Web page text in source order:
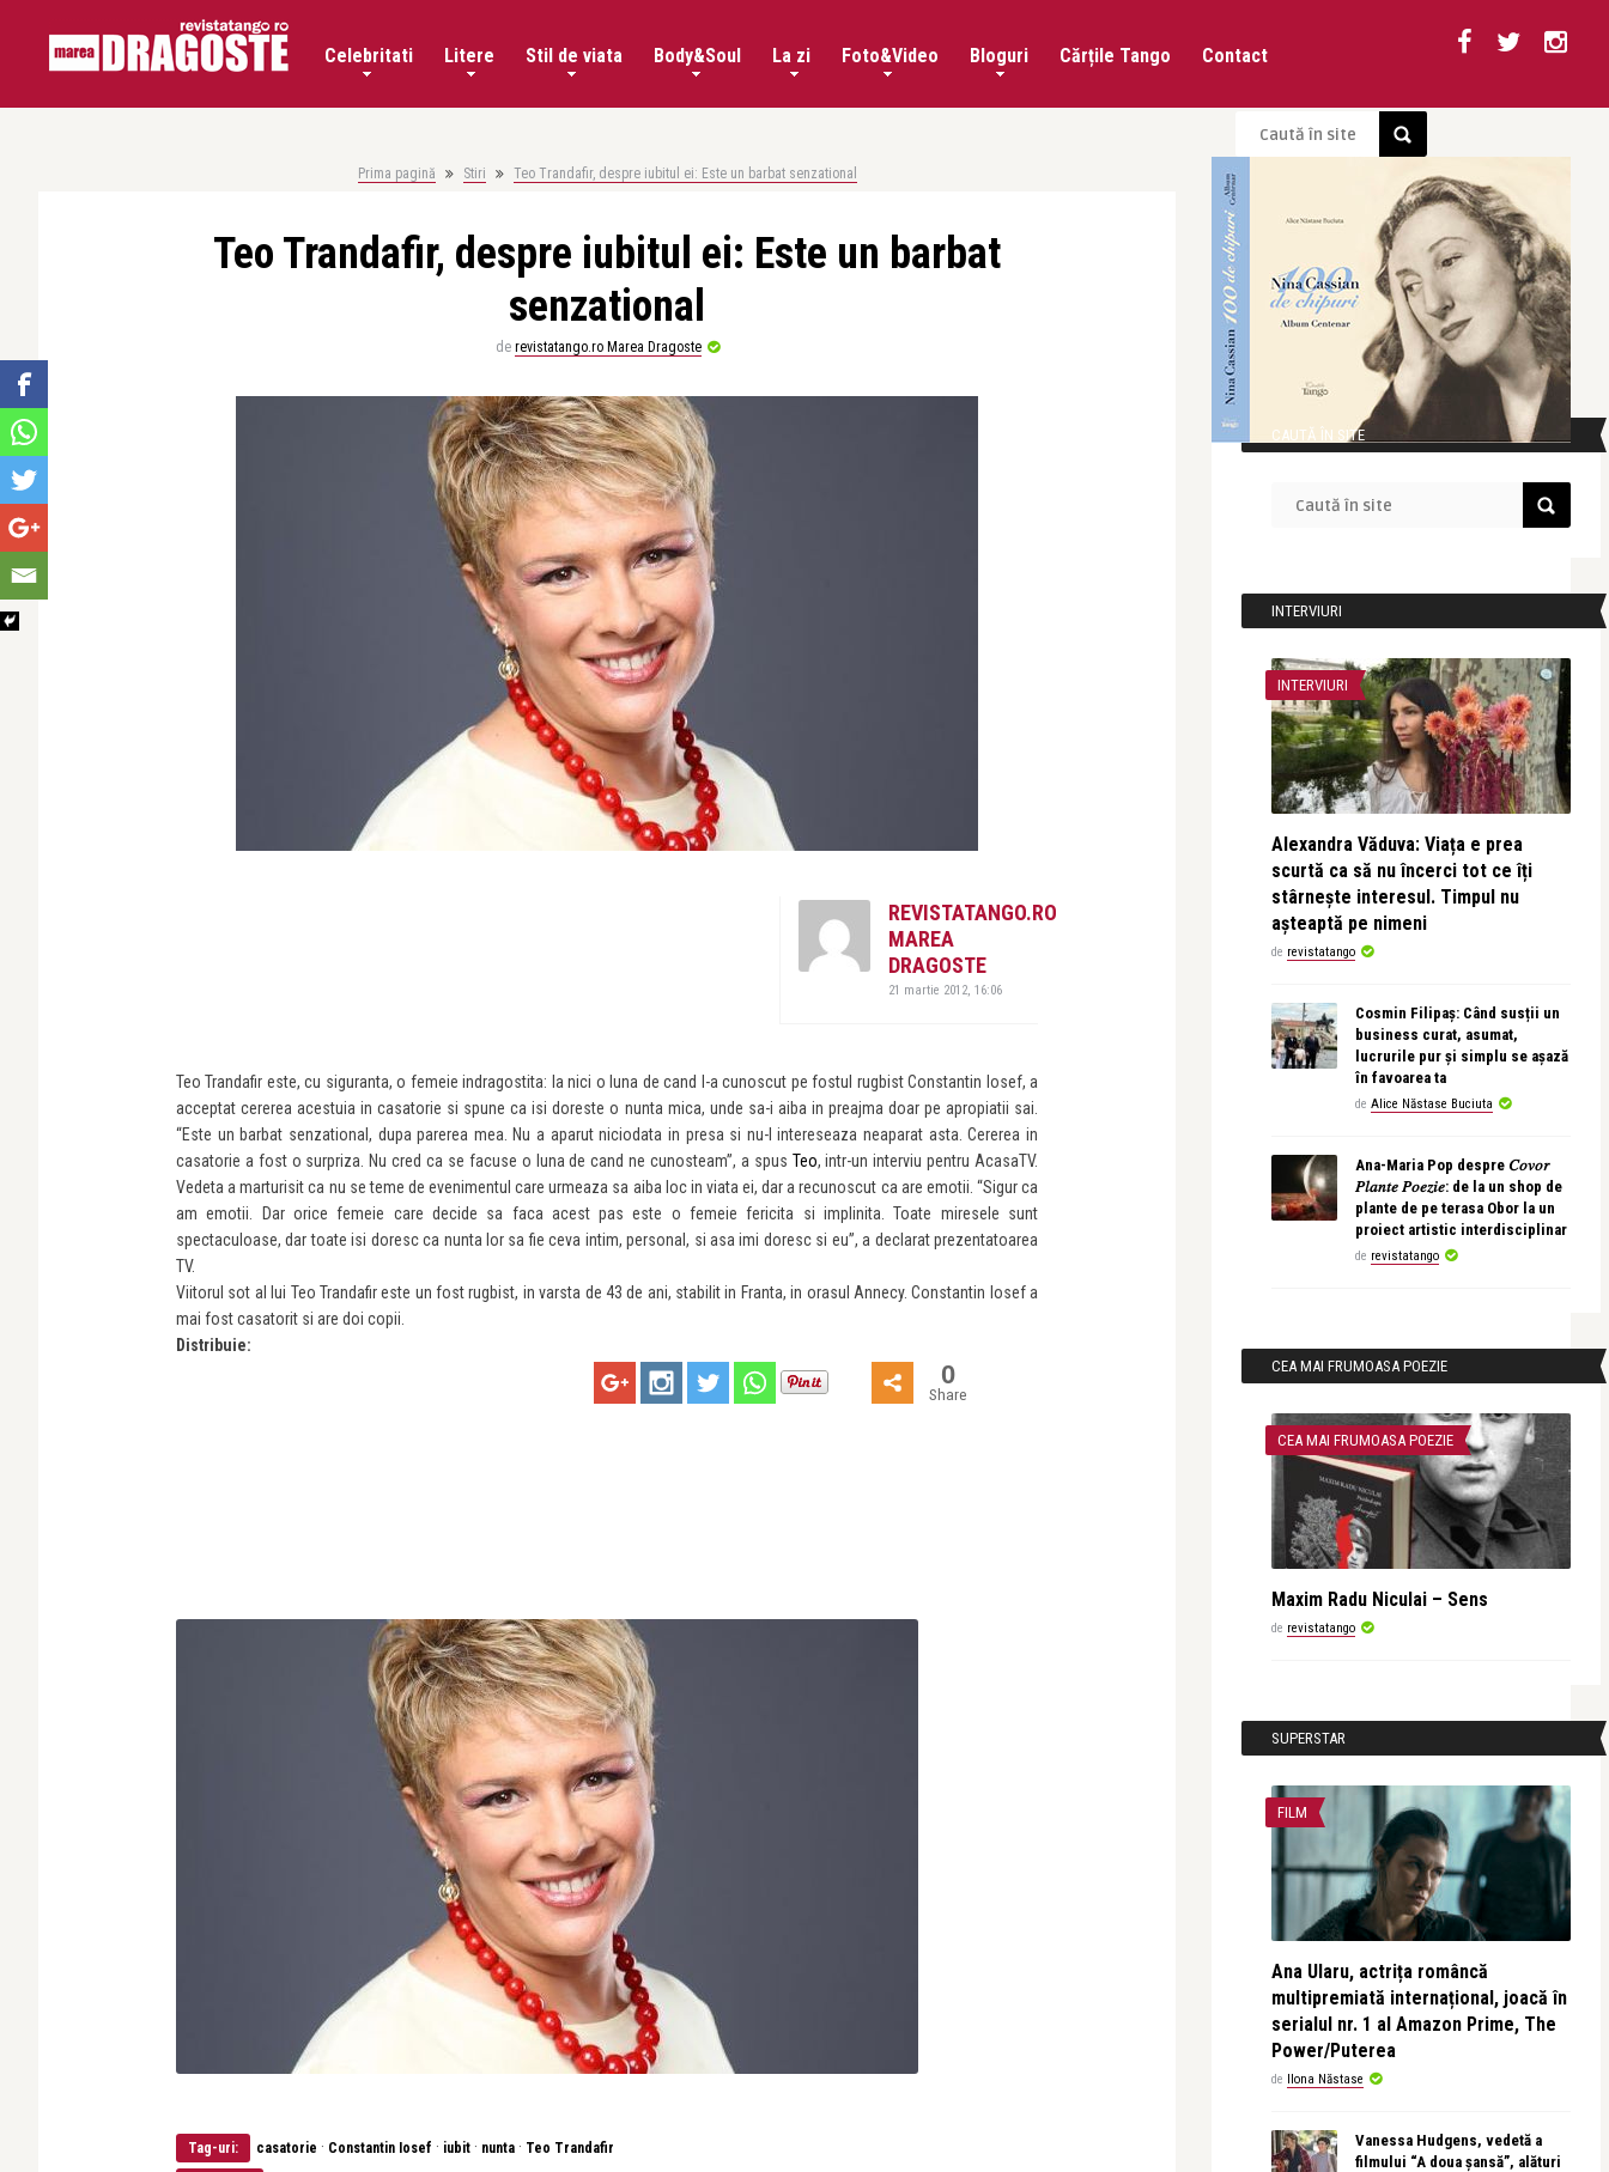
Celebritati Litere Stil de viata Body&Soul La zi Foto&Video Bloguri Cărțile Tango Contact
Prima pagină Stiri Teo Trandafir, despre iubitul ei: Este un barbat senzational
Teo Trandafir, despre iubitul ei: Este un barbat
senzational
de revistatango.ro Marea Dragoste
REVISTATANGO.RO
MAREA
DRAGOSTE
21 martie 2012, 16:06
Teo Trandafir este, cu siguranta, o femeie indragostita: la nici o luna de cand l-a cunoscut pe fostul rugbist Constantin Iosef, a
acceptat cererea acestuia in casatorie si spune ca isi doreste o nunta mica, unde sa-i aiba in preajma doar pe apropiatii sai.
“Este un barbat senzational, dupa parerea mea. Nu a aparut niciodata in presa si nu-l intereseaza neaparat asta. Cererea in
casatorie a fost o surpriza. Nu cred ca se facuse o luna de cand ne cunosteam”, a spus Teo, intr-un interviu pentru AcasaTV.
Vedeta a marturisit ca nu se teme de evenimentul care urmeaza sa aiba loc in viata ei, dar a recunoscut ca are emotii. “Sigur ca
am emotii. Dar orice femeie care decide sa faca acest pas este o femeie fericita si implinita. Toate miresele sunt
spectaculoase, dar toate isi doresc ca nunta lor sa fie ceva intim, personal, si asa imi doresc si eu”, a declarat prezentatoarea
TV.
Viitorul sot al lui Teo Trandafir este un fost rugbist, in varsta de 43 de ani, stabilit in Franta, in orasul Annecy. Constantin Iosef a
mai fost casatorit si are doi copii.
Distribuie:
0
Share
Tag-uri: casatorie · Constantin Iosef · iubit · nunta · Teo Trandafir
CAUTĂ ÎN SITE
INTERVIURI
INTERVIURI
Alexandra Văduva: Viața e prea
scurtă ca să nu încerci tot ce îți
stârnește interesul. Timpul nu
așteaptă pe nimeni
de revistatango
Cosmin Filipaș: Când susții un
business curat, asumat,
lucrurile pur și simplu se așază
în favoarea ta
de Alice Năstase Buciuta
Ana-Maria Pop despre 𝐶𝑜𝑣𝑜𝑟
𝑃𝑙𝑎𝑛𝑡𝑒 𝑃𝑜𝑒𝑧𝑖𝑒: de la un shop de
plante de pe terasa Obor la un
proiect artistic interdisciplinar
de revistatango
CEA MAI FRUMOASA POEZIE
CEA MAI FRUMOASA POEZIE
Maxim Radu Niculai – Sens
de revistatango
SUPERSTAR
FILM
Ana Ularu, actrița româncă
multipremiată internațional, joacă în
serialul nr. 1 al Amazon Prime, The
Power/Puterea
de Ilona Năstase
Vanessa Hudgens, vedetă a
filmului “A doua șansă”, alături